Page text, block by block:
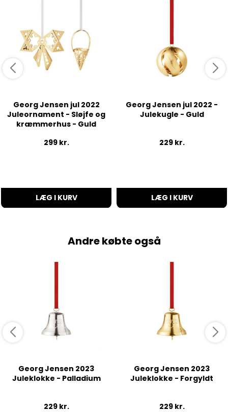
Georg Jensen jul 2022
Juleornament - Sløjfe og
kræmmerhus - Guld
299 kr.
LÆG I KURV
Georg Jensen jul 2022 -
Julekugle - Guld
229 kr.
LÆG I KURV
Andre købte også
Georg Jensen 2023
Juleklokke - Palladium
229 kr.
Georg Jensen 2023
Juleklokke - Forgyldt
229 kr.